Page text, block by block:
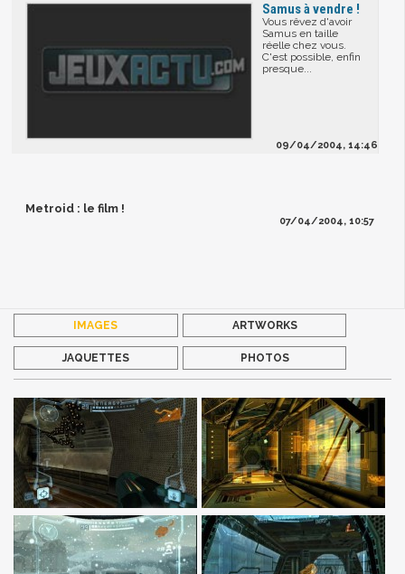
Samus à vendre !
Vous rêvez d'avoir
Samus en taille
réelle chez vous.
C'est possible, enfin
presque...
09/04/2004, 14:46
Metroid : le film !
07/04/2004, 10:57
IMAGES ARTWORKS
JAQUETTES PHOTOS